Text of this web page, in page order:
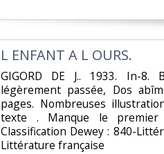
‎L ENFANT A L OURS.‎
‎GIGORD DE J.. 1933. In-8.
légèrement passée, Dos
pages. Nombreuses
texte . Manque le
Classification Dewey : 840-
Littérature française‎